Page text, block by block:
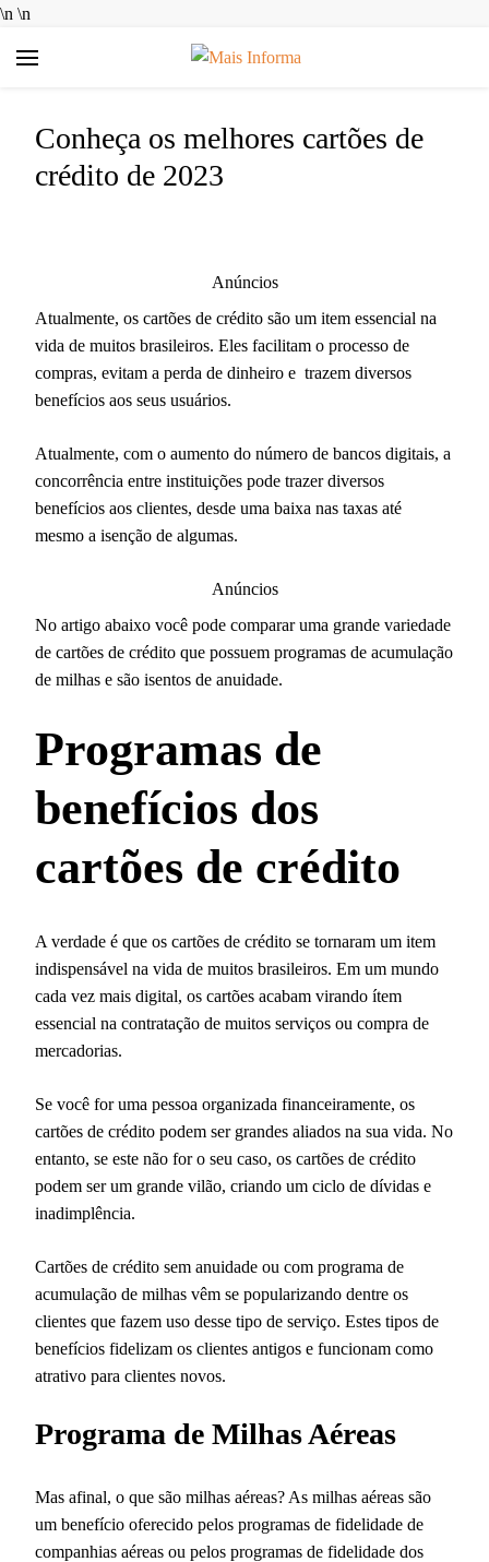
\n \n
simplificar a sua vida, trazendo informações úteis e práticas
sobre Finanças e Aplicativos Diversos. Queremos ajudar você a
Conheça os melhores cartões de
crédito de 2023
Anúncios
Atualmente, os cartões de crédito são um item essencial na
vida de muitos brasileiros. Eles facilitam o processo de
compras, evitam a perda de dinheiro e trazem diversos
benefícios aos seus usuários.
Atualmente, com o aumento do número de bancos digitais, a
concorrência entre instituições pode trazer diversos
benefícios aos clientes, desde uma baixa nas taxas até
mesmo a isenção de algumas.
Anúncios
No artigo abaixo você pode comparar uma grande variedade
de cartões de crédito que possuem programas de acumulação
de milhas e são isentos de anuidade.
Programas de
benefícios dos
cartões de crédito
A verdade é que os cartões de crédito se tornaram um item
indispensável na vida de muitos brasileiros. Em um mundo
cada vez mais digital, os cartões acabam virando ítem
essencial na contratação de muitos serviços ou compra de
mercadorias.
Se você for uma pessoa organizada financeiramente, os
cartões de crédito podem ser grandes aliados na sua vida. No
entanto, se este não for o seu caso, os cartões de crédito
podem ser um grande vilão, criando um ciclo de dívidas e
inadimplência.
Cartões de crédito sem anuidade ou com programa de
acumulação de milhas vêm se popularizando dentre os
clientes que fazem uso desse tipo de serviço. Estes tipos de
benefícios fidelizam os clientes antigos e funcionam como
atrativo para clientes novos.
Programa de Milhas Aéreas
Mas afinal, o que são milhas aéreas? As milhas aéreas são
um benefício oferecido pelos programas de fidelidade de
companhias aéreas ou pelos programas de fidelidade dos